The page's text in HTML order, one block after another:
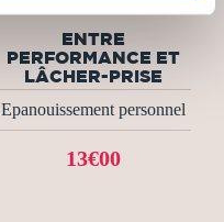
ENTRE
PERFORMANCE ET
LÂCHER-PRISE
Epanouissement personnel
13€00